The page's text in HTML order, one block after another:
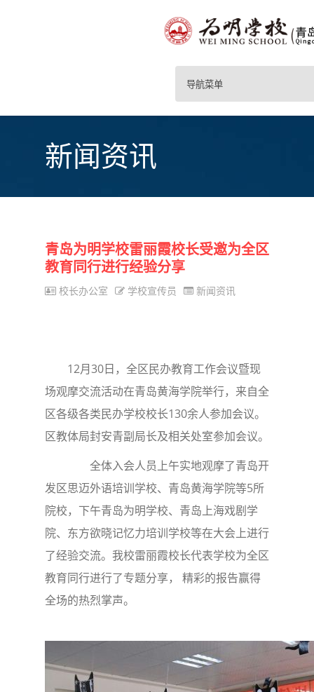
导航菜单
新闻资讯
青岛为明学校雷丽霞校长受邀为全区
教育同行进行经验分享
校长办公室 学校宣传员 新闻资讯
12月30日，全区民办教育工作会议暨现
场观摩交流活动在青岛黄海学院举行，来自全
区各级各类民办学校校长130余人参加会议。
区教体局封安青副局长及相关处室参加会议。
全体入会人员上午实地观摩了青岛开
发区思迈外语培训学校、青岛黄海学院等5所
院校，下午青岛为明学校、青岛上海戏剧学
院、东方欲晓记忆力培训学校等在大会上进行
了经验交流。我校雷丽霞校长代表学校为全区
教育同行进行了专题分享， 精彩的报告赢得
全场的热烈掌声。